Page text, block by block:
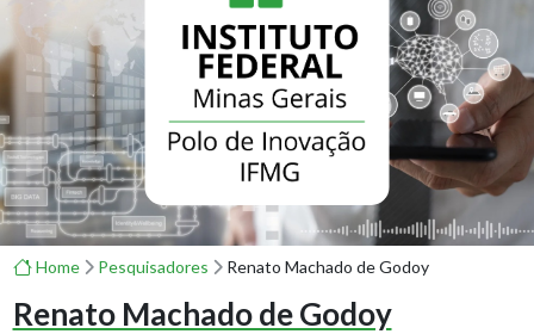
A
C
N
T
Ú
D
Home Pesquisadores Renato Machado de Godoy
Renato Machado de Godoy